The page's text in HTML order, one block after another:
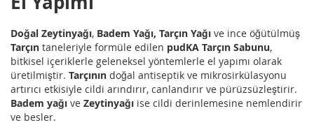
Doğal Zeytinyağı, Badem Yağı, Tarçın Yağı ve ince öğütülmüş
Tarçın taneleriyle formüle edilen pudKA Tarçın Sabunu,
bitkisel içeriklerle geleneksel yöntemlerle el yapımı olarak
üretilmiştir. Tarçının doğal antiseptik ve mikrosirkülasyonu
artırıcı etkisiyle cildi arındırır, canlandırır ve pürüzsüzleştirir.
Badem yağı ve Zeytinyağı ise cildi derinlemesine nemlendirir
ve besler.